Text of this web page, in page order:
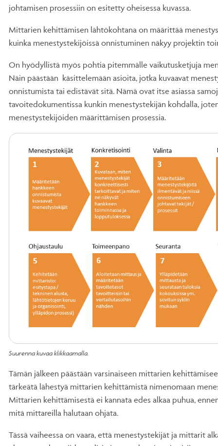
johtamisen prosessiin on esitetty oheisessa kuvassa.
Mittarien kehittämisen lähtökohtana on määrittää
kuinka menestystekijöissä onnistuminen näkyy projektin
On hyödyllistä myös pohtia pitemmälle vaikutusketjuja
Näin päästään käsittelemään asioita, jotka kuvaavat
onnistumista tai edistävät sitä. Nämä ovat itse asiassa
tavoitedokumentissa kunkin menestystekijän kohdalla,
menestystekijöiden määrittämisen prosessia.
Suurenna kuvaa klikkaamalla.
Tämän jälkeen päästään varsinaiseen mittarien
tärkeätä lähestyä mittarien kehittämistä nimenomaan
Mittarien kehittämisestä ei kannata edes alkaa puhua,
mitä mittareilla halutaan ohjata.
Tässä vaiheessa on vaara, että menestystekijät ja mittarit